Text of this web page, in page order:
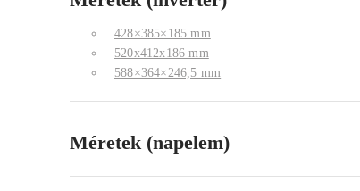
428×385×185 mm
520x412x186 mm
588×364×246,5 mm
Méretek (napelem)